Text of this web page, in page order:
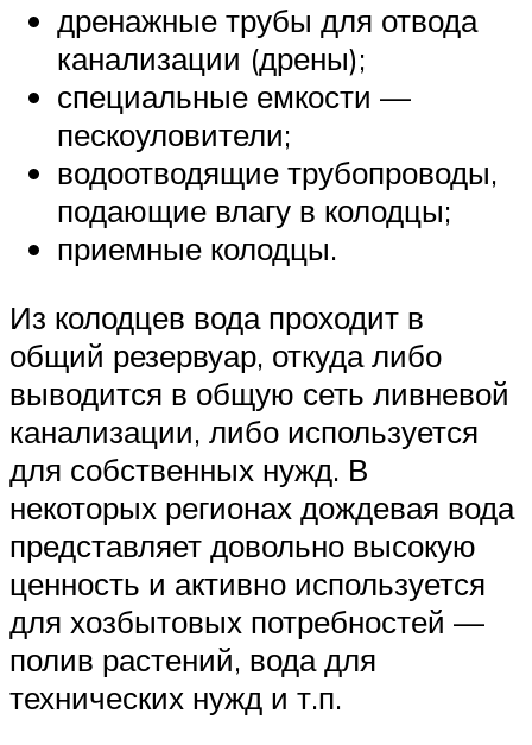
дренажные трубы для отвода
канализации (дрены);
специальные емкости —
пескоуловители;
водоотводящие трубопроводы,
подающие влагу в колодцы;
приемные колодцы.
Из колодцев вода проходит в
общий резервуар, откуда либо
выводится в общую сеть ливневой
канализации, либо используется
для собственных нужд. В
некоторых регионах дождевая вода
представляет довольно высокую
ценность и активно используется
для хозбытовых потребностей —
полив растений, вода для
технических нужд и т.п.